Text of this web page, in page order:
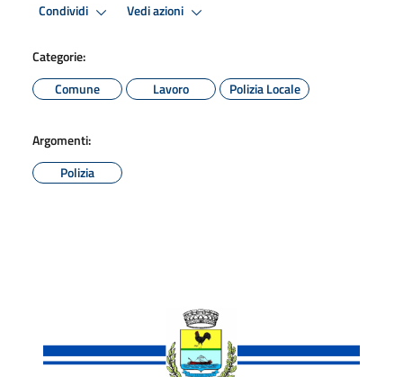
Condividi Vedi azioni
Categorie:
Comune
Lavoro Polizia Locale
Argomenti:
Polizia